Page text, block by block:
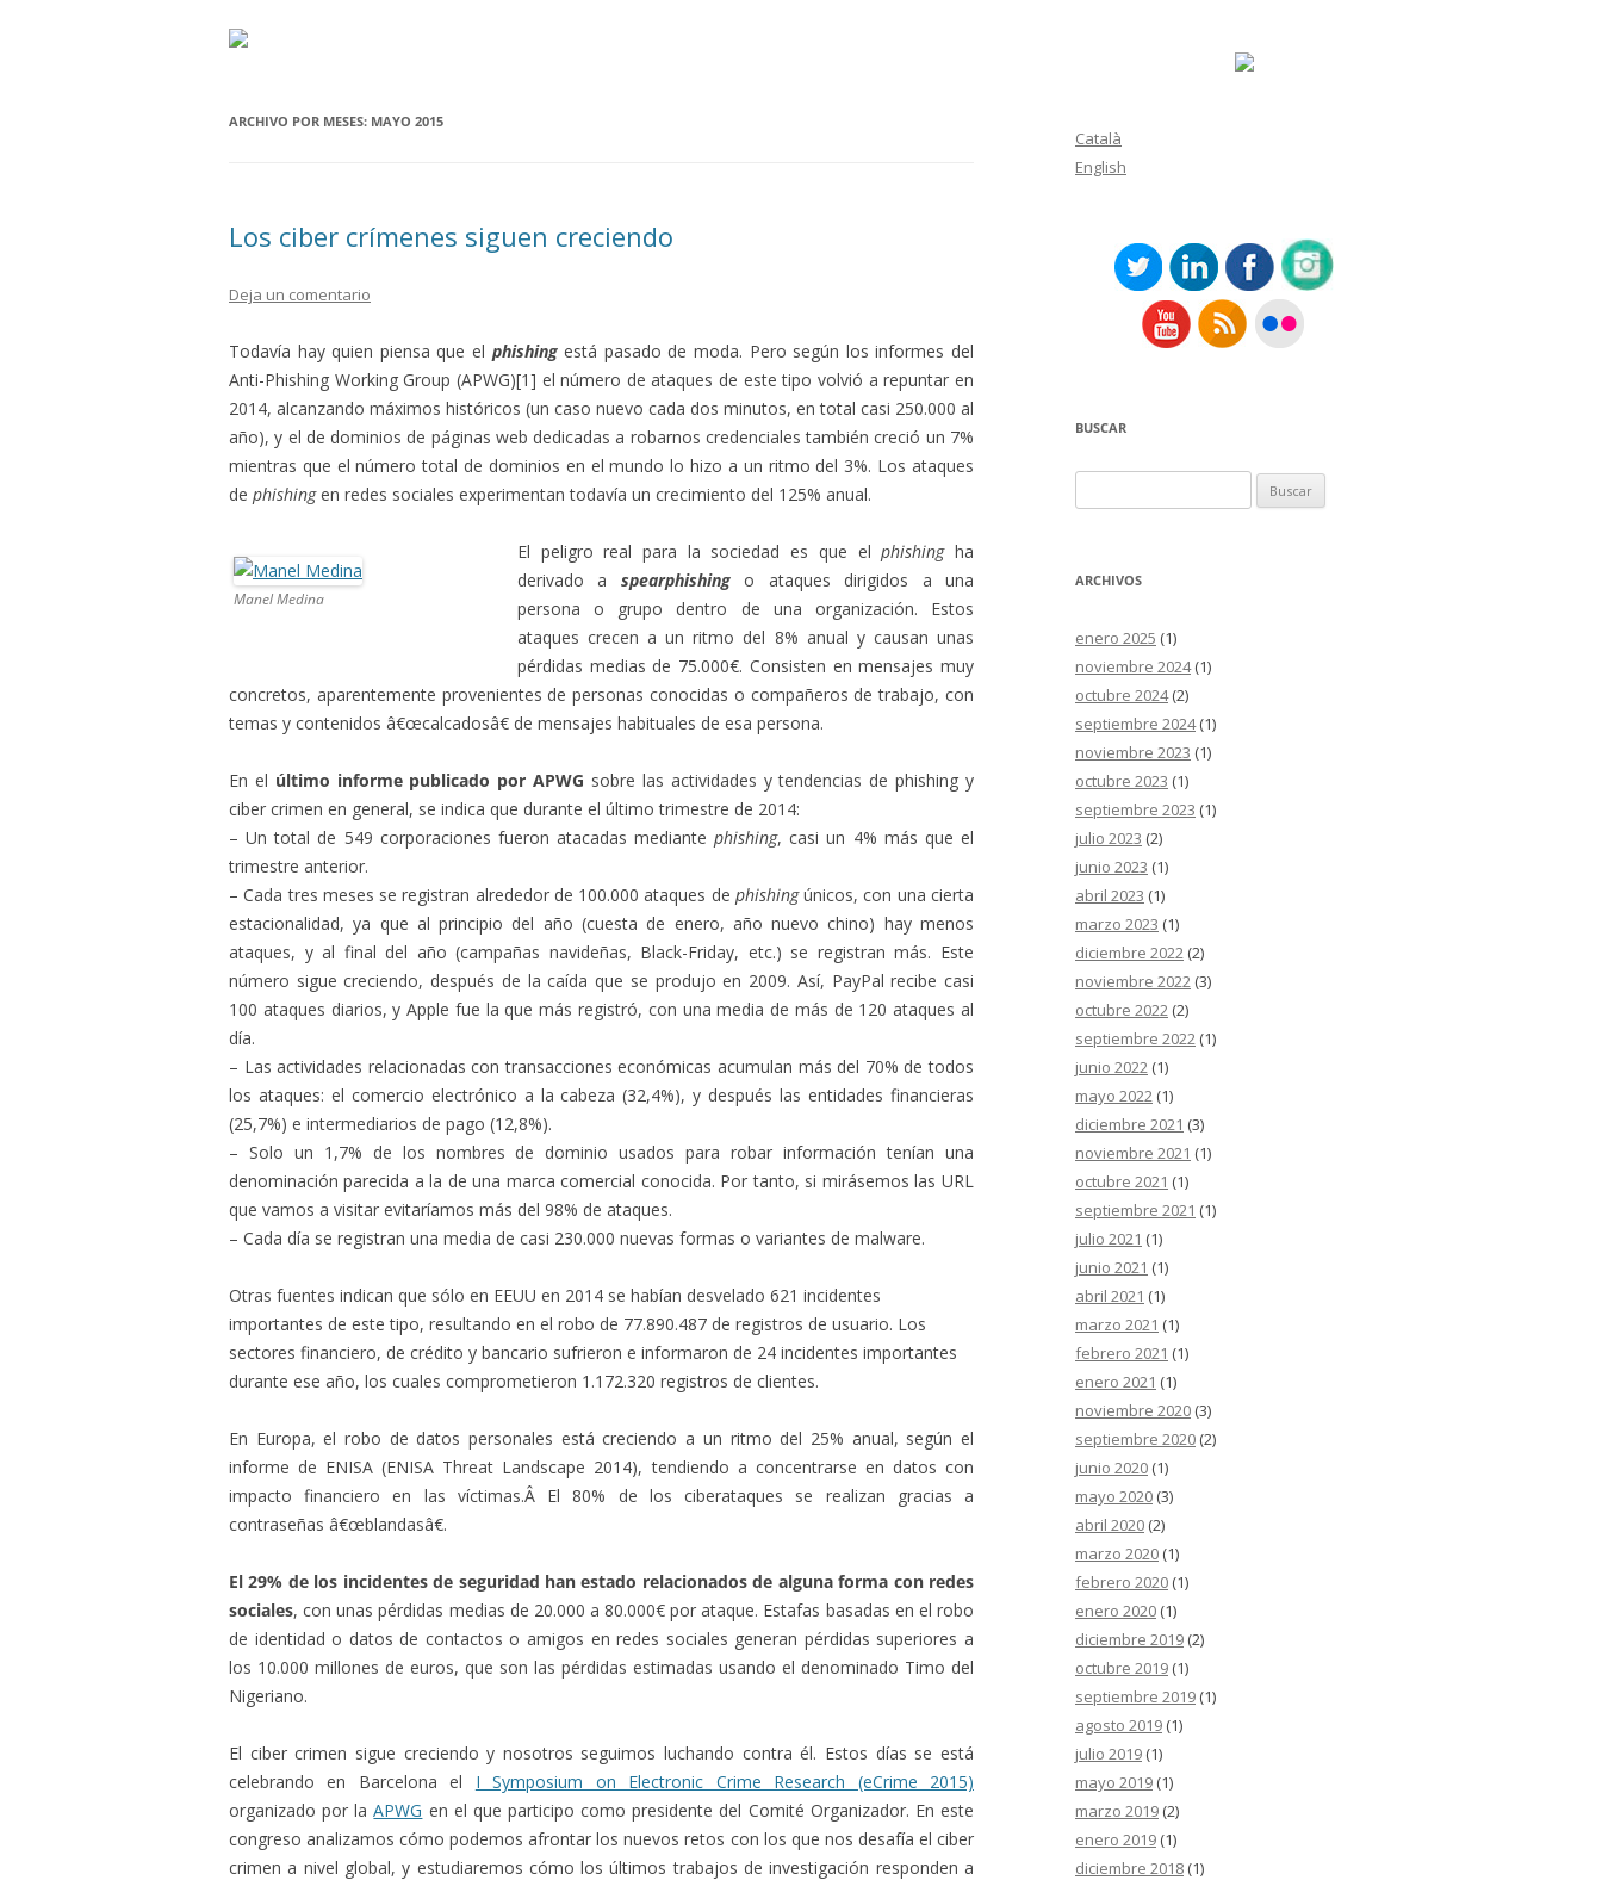
ARCHIVO POR MESES: MAYO 2015
Los ciber crímenes siguen creciendo
Deja un comentario
Todavía hay quien piensa que el phishing está pasado de moda. Pero según los informes del
Anti-Phishing Working Group (APWG)[1] el número de ataques de este tipo volvió a repuntar en
2014, alcanzando máximos históricos (un caso nuevo cada dos minutos, en total casi 250.000 al
año), y el de dominios de páginas web dedicadas a robarnos credenciales también creció un 7%
mientras que el número total de dominios en el mundo lo hizo a un ritmo del 3%. Los ataques
de phishingen redes sociales experimentan todavía un crecimiento del 125% anual.
Manel Medina
El peligro real para la sociedad es que elphishingha
derivado a spearphishingo ataques dirigidos a una
persona o grupo dentro de una organización. Estos
ataques crecen a un ritmo del 8% anual y causan unas
pérdidas medias de 75.000€. Consisten en mensajes muy
concretos, aparentemente provenientes de personas conocidas o compañeros de trabajo, con
temas y contenidos â€œcalcadosâ€ de mensajes habituales de esa persona.
En el último informe publicado por APWG sobre las actividades y tendencias de phishing y
ciber crimen en general, se indica que durante el último trimestre de 2014:
– Un total de 549 corporaciones fueron atacadas mediantephishing, casi un 4% más que el
trimestre anterior.
– Cada tres meses se registran alrededor de 100.000 ataques de phishingúnicos, con una cierta
estacionalidad, ya que al principio del año (cuesta de enero, año nuevo chino) hay menos
ataques, y al final del año (campañas navideñas, Black-Friday, etc.) se registran más. Este
número sigue creciendo, después de la caída que se produjo en 2009. Así, PayPal recibe casi
100 ataques diarios, y Apple fue la que más registró, con una media de más de 120 ataques al
día.
– Las actividades relacionadas con transacciones económicas acumulan más del 70% de todos
los ataques: el comercio electrónico a la cabeza (32,4%), y después las entidades financieras
(25,7%) e intermediarios de pago (12,8%).
– Solo un 1,7% de los nombres de dominio usados para robar información tenían una
denominación parecida a la de una marca comercial conocida. Por tanto, si mirásemos las URL
que vamos a visitar evitaríamos más del 98% de ataques.
– Cada día se registran una media de casi 230.000 nuevas formas o variantes de malware.
Otras fuentes indican que sólo en EEUU en 2014 se habían desvelado 621 incidentes
importantes de este tipo, resultando en el robo de 77.890.487 de registros de usuario. Los
sectores financiero, de crédito y bancario sufrieron e informaron de 24 incidentes importantes
durante ese año, los cuales comprometieron 1.172.320 registros de clientes.
En Europa, el robo de datos personales está creciendo a un ritmo del 25% anual, según el
informe de ENISA (ENISA Threat Landscape 2014), tendiendo a concentrarse en datos con
impacto financiero en las víctimas.Â El 80% de los ciberataques se realizan gracias a
contraseñas â€œblandasâ€.
El 29% de los incidentes de seguridad han estado relacionados de alguna forma con redes
sociales, con unas pérdidas medias de 20.000 a 80.000€ por ataque. Estafas basadas en el robo
de identidad o datos de contactos o amigos en redes sociales generan pérdidas superiores a
los 10.000 millones de euros, que son las pérdidas estimadas usando el denominado Timo del
Nigeriano.
El ciber crimen sigue creciendo y nosotros seguimos luchando contra él. Estos días se está
celebrando en Barcelona el I Symposium on Electronic Crime Research (eCrime 2015)
organizado por laAPWG en el que participo como presidente del Comité Organizador. En este
congreso analizamos cómo podemos afrontar los nuevos retos con los que nos desafía el ciber
crimen a nivel global, y estudiaremos cómo los últimos trabajos de investigación responden a
Català
English
BUSCAR
ARCHIVOS
enero 2025 (1)
noviembre 2024(1)
octubre 2024(2)
septiembre 2024(1)
noviembre 2023 (1)
octubre 2023 (1)
septiembre 2023 (1)
julio 2023 (2)
junio 2023 (1)
abril 2023 (1)
marzo 2023 (1)
diciembre 2022 (2)
noviembre 2022 (3)
octubre 2022 (2)
septiembre 2022 (1)
junio 2022 (1)
mayo 2022 (1)
diciembre 2021 (3)
noviembre 2021 (1)
octubre 2021 (1)
septiembre 2021 (1)
julio 2021 (1)
junio 2021 (1)
abril 2021 (1)
marzo 2021 (1)
febrero 2021 (1)
enero 2021 (1)
noviembre 2020 (3)
septiembre 2020 (2)
junio 2020 (1)
mayo 2020 (3)
abril 2020 (2)
marzo 2020 (1)
febrero 2020 (1)
enero 2020 (1)
diciembre 2019 (2)
octubre 2019 (1)
septiembre 2019 (1)
agosto 2019 (1)
julio 2019 (1)
mayo 2019 (1)
marzo 2019 (2)
enero 2019 (1)
diciembre 2018 (1)